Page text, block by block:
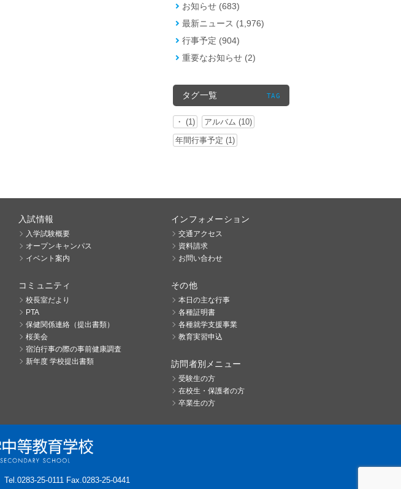
お知らせ (683)
最新ニュース (1,976)
行事予定 (904)
重要なお知らせ (2)
タグ一覧 TAG
・ (1)
アルバム (10)
年間行事予定 (1)
入試情報
入学試験概要
オープンキャンパス
イベント案内
コミュニティ
校長室だより
PTA
保健関係連絡（提出書類）
桜美会
宿泊行事の際の事前健康調査
新年度 学校提出書類
インフォメーション
交通アクセス
資料請求
お問い合わせ
その他
本日の主な行事
各種証明書
各種就学支援事業
教育実習申込
訪問者別メニュー
受験生の方
在校生・保護者の方
卒業生の方
Tel.0283-25-0111 Fax.0283-25-0441